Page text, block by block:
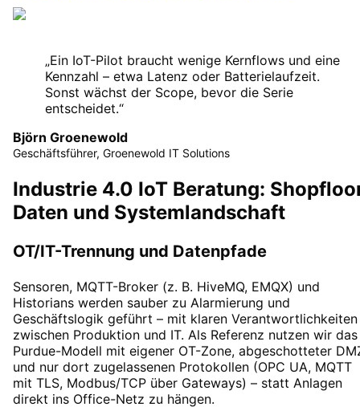
„Ein IoT-Pilot braucht wenige Kernflows und eine
Kennzahl – etwa Latenz oder Batterielaufzeit.
Sonst wächst der Scope, bevor die Serie
entscheidet.“
Björn Groenewold
Geschäftsführer, Groenewold IT Solutions
Industrie 4.0 IoT Beratung:
Daten und Systemlandschaft
OT/IT-Trennung und Datenpfade
Sensoren, MQTT-Broker (z. B. HiveMQ, EMQX) und
Historians werden sauber zu Alarmierung und
Geschäftslogik geführt – mit klaren Verantwortlichkeiten
zwischen Produktion und IT. Als Referenz nutzen wir das
Purdue-Modell mit eigener OT-Zone, abgeschotteter
und nur dort zugelassenen Protokollen (OPC UA, MQTT
mit TLS, Modbus/TCP über Gateways) – statt Anlagen
direkt ins Office-Netz zu hängen.